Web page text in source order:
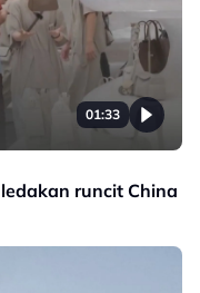
01:33
runcit China